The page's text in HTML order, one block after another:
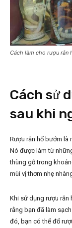
Cách làm cho rượu rắn
Cách sử
sau khi
Rượu rắn hổ bướm là
Nó được làm từ
thùng gỗ trong
mùi vị thơm nhẹ
Khi sử dụng rượu rắn
rằng bạn đã làm
đó, bạn có thể đổ